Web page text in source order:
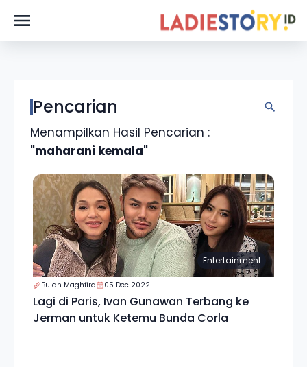
Pencarian
Menampilkan Hasil Pencarian :
"maharani kemala"
Entertainment
Bulan Maghfira 05 Dec 2022
Lagi di Paris, Ivan Gunawan Terbang ke
Jerman untuk Ketemu Bunda Corla